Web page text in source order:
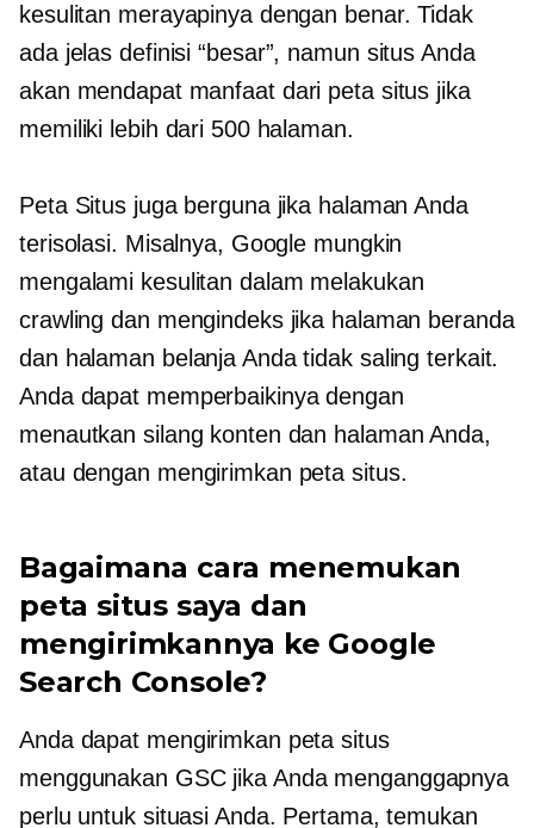
kesulitan merayapinya dengan benar. Tidak
ada jelas definisi “besar”, namun situs Anda
akan mendapat manfaat dari peta situs jika
memiliki lebih dari 500 halaman.
Peta Situs juga berguna jika halaman Anda
terisolasi. Misalnya, Google mungkin
mengalami kesulitan dalam melakukan
crawling dan mengindeks jika halaman beranda
dan halaman belanja Anda tidak saling terkait.
Anda dapat memperbaikinya dengan
menautkan silang konten dan halaman Anda,
atau dengan mengirimkan peta situs.
Bagaimana cara menemukan
peta situs saya dan
mengirimkannya ke Google
Search Console?
Anda dapat mengirimkan peta situs
menggunakan GSC jika Anda menganggapnya
perlu untuk situasi Anda. Pertama, temukan